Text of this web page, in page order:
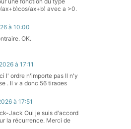
dans-le-cadre-de-la-loi-
avec a >0,
fonction sinus vu que sa
2π2\pi2π Pour la
ce serait πa\dfrac{\pi}
à 10:00
OK.
à 17:11
l' ordre n'importe pas Il n'y
. Il y a donc 56 tirages
de combinaisons ici
à 17:51
Jack Oui je suis d'accord
la récurrence. Merci de